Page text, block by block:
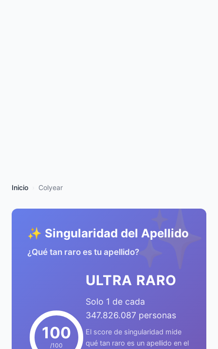
Inicio Colyear
✨
✨ Singularidad del Apellido
¿Qué tan raro es tu apellido?
100
/100
ULTRA RARO
Solo 1 de cada
347.826.087 personas
El score de singularidad mide
qué tan raro es un apellido en el